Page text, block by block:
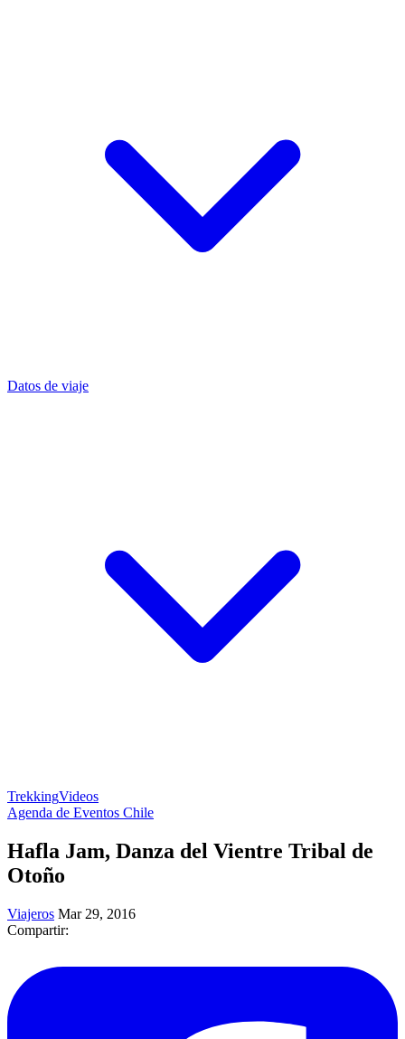
Datos de viaje
TrekkingVideos
Agenda de Eventos Chile
Hafla Jam, Danza del Vientre Tribal de
Otoño
Viajeros Mar 29, 2016
Compartir: